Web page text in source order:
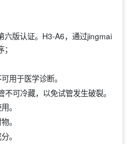
六版认证。H3-A6，通过jingmai
用于医学诊断。
可冷藏，以免试管发生破裂。
。
。
。